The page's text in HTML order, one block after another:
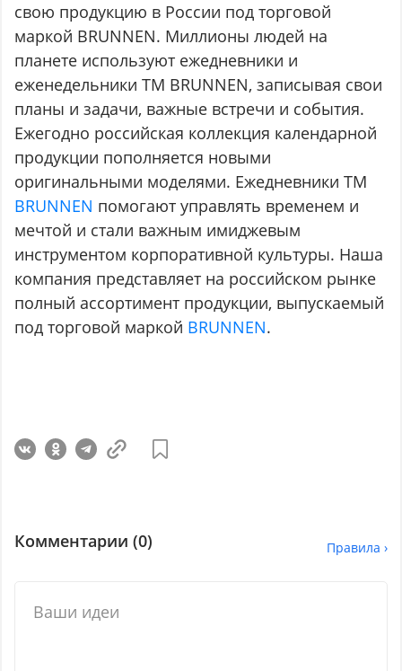
свою продукцию в России под торговой
маркой BRUNNEN. Миллионы людей на
планете используют ежедневники и
еженедельники ТМ BRUNNEN, записывая свои
планы и задачи, важные встречи и события.
Ежегодно российская коллекция календарной
продукции пополняется новыми
оригинальными моделями. Ежедневники ТМ
BRUNNEN помогают управлять временем и
мечтой и стали важным имиджевым
инструментом корпоративной культуры. Наша
компания представляет на российском рынке
полный ассортимент продукции, выпускаемый
под торговой маркой BRUNNEN.
Комментарии (0) Правила ›